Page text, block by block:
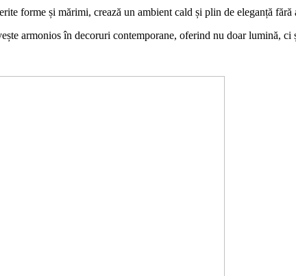
forme și mărimi, crează un ambient cald și plin de eleganță
armonios în decoruri contemporane, oferind nu doar lumină, ci